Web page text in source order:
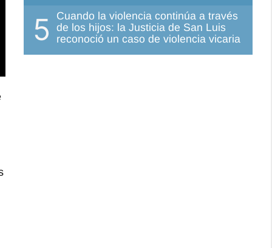
5
Cuando la violencia continúa a través
de los hijos: la Justicia de San Luis
reconoció un caso de violencia vicaria